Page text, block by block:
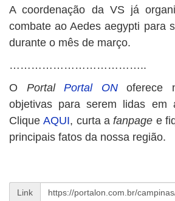
A coordenação da VS já
combate ao Aedes aegypti para
durante o mês de março.
………………………………..
O PortalPortal ONoferece
objetivas para serem lidas em
CliqueAQUI, curta afanpage e
principais fatos da nossa região.
Link